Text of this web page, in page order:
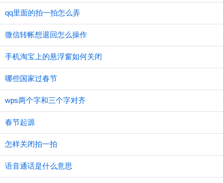
qq里面的拍一拍怎么弄
微信转帐想退回怎么操作
手机淘宝上的悬浮窗如何关闭
哪些国家过春节
wps两个字和三个字对齐
春节起源
怎样关闭拍一拍
语音通话是什么意思